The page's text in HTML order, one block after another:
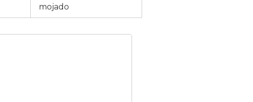
mojado